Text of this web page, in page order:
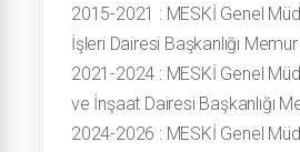
2015-2021 : MESKİ Genel
İşleri Dairesi Başkanlığı Memur
2021-2024 : MESKİ Genel
ve İnşaat Dairesi Başkanlığı
2024-2026 : MESKİ Genel